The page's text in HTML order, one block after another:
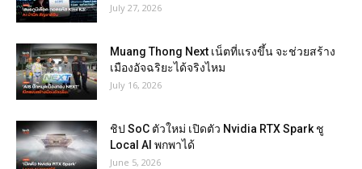
July 27, 2026
Muang Thong Next เน็ตที่แรงขึ้น จะช่วยสร้าง
เมืองอัจฉริยะได้จริงไหม
July 16, 2026
ชิป SoC ตัวใหม่ เปิดตัว Nvidia RTX Spark ชู
Local AI พกพาได้
June 5, 2026